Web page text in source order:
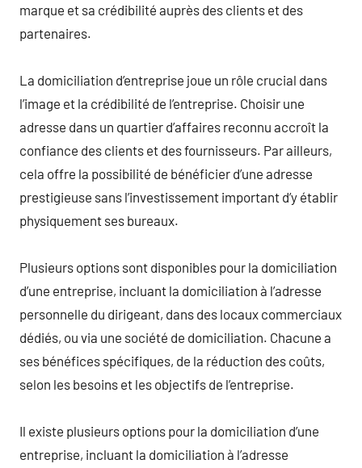
marque et sa crédibilité auprès des clients et des
partenaires.
La domiciliation d’entreprise joue un rôle crucial dans
l’image et la crédibilité de l’entreprise. Choisir une
adresse dans un quartier d’affaires reconnu accroît la
confiance des clients et des fournisseurs. Par ailleurs,
cela offre la possibilité de bénéficier d’une adresse
prestigieuse sans l’investissement important d’y établir
physiquement ses bureaux.
Plusieurs options sont disponibles pour la domiciliation
d’une entreprise, incluant la domiciliation à l’adresse
personnelle du dirigeant, dans des locaux commerciaux
dédiés, ou via une société de domiciliation. Chacune a
ses bénéfices spécifiques, de la réduction des coûts,
selon les besoins et les objectifs de l’entreprise.
Il existe plusieurs options pour la domiciliation d’une
entreprise, incluant la domiciliation à l’adresse